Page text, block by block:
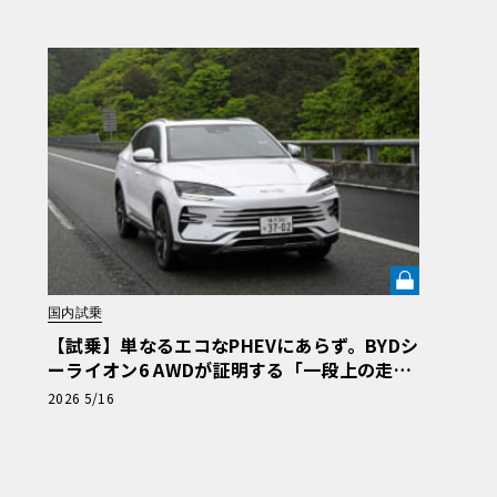
国内試乗
【試乗】単なるエコなPHEVにあらず。BYDシ
ーライオン6 AWDが証明する「一段上の走
り」という真価《LE VOLANT LAB》
2026 5/16